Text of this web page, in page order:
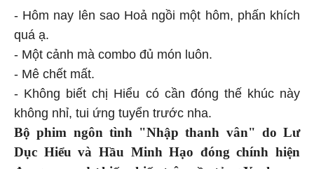
- Hôm nay lên sao Hoả ngồi một hôm, phấn khích
quá ạ.
- Một cảnh mà combo đủ món luôn.
- Mê chết mất.
- Không biết chị Hiểu có cần đóng thế khúc này
không nhỉ, tui ứng tuyển trước nha.
Bộ phim ngôn tình "Nhập thanh vân" do Lư
Dục Hiểu và Hầu Minh Hạo đóng chính hiện